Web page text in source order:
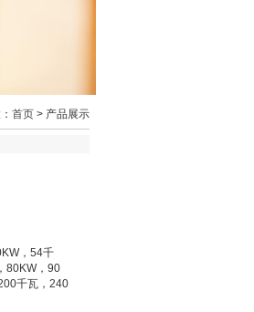
首页 > 产品展示
，54千
80KW，90
千瓦，240